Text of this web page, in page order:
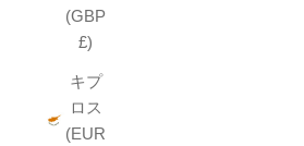
(GBP
£)
キプ
ロス
(EUR